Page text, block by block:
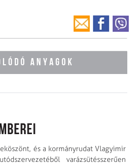
ANYAGOK
és a kormányrudat Vlagyimir
varázs­ütésszerűen